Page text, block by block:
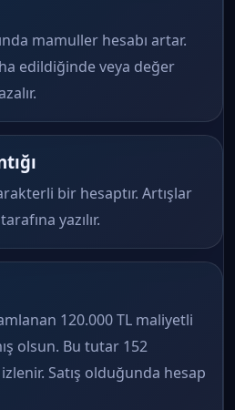
mamuller hesabı artar.
edildiğinde veya değer
bir hesaptır. Artışlar
yazılır.
120.000 TL maliyetli
olsun. Bu tutar 152
Satış olduğunda hesap